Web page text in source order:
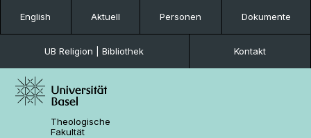
English Aktuell Personen Dokumente
UB Religion | Bibliothek Kontakt
Theologische
Fakultät